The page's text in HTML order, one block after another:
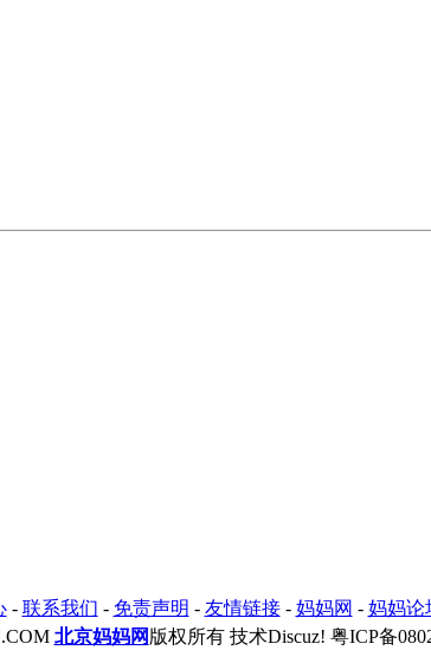
- 联系我们 - 免责声明 - 友情链接- 妈妈网 - 妈妈论
北京妈妈网版权所有 技术Discuz! 粤ICP备